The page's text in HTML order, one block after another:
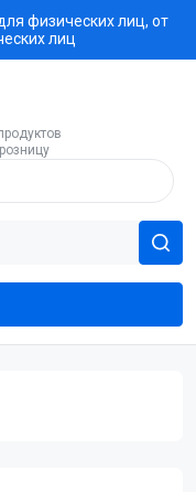
физических лиц, от
лиц